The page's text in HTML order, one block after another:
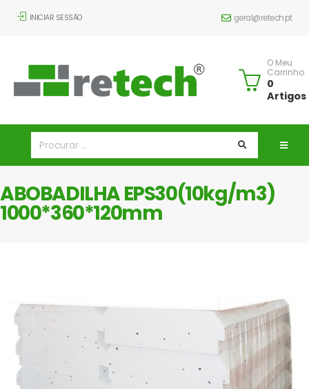
INICIAR SESSÃO geral@retech.pt
O Meu
Carrinho
0
Artigos
ABOBADILHA EPS30(10kg/m3)
1000*360*120mm